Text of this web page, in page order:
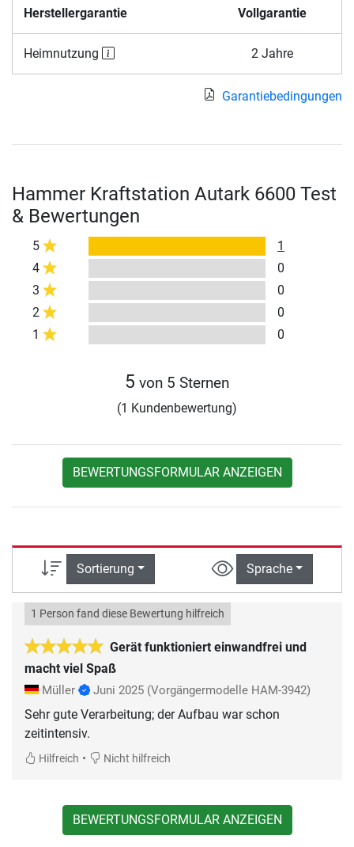
Herstellergarantie Vollgarantie
Heimnutzung 2 Jahre
Garantiebedingungen
Hammer Kraftstation Autark 6600 Test
& Bewertungen
5
1
4
0
3
0
2
0
1
0
5 von 5 Sternen
(1 Kundenbewertung)
BEWERTUNGSFORMULAR ANZEIGEN
Sortierung Sprache
Gerät funktioniert einwandfrei und
macht viel Spaß
1 Person fand diese Bewertung hilfreich
Müller Juni 2025 (Vorgängermodelle HAM-3942)
Sehr gute Verarbeitung; der Aufbau war schon
zeitintensiv.
Hilfreich • Nicht hilfreich
BEWERTUNGSFORMULAR ANZEIGEN